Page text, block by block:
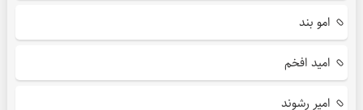
امو بند
امید افخم
امیر رشوند